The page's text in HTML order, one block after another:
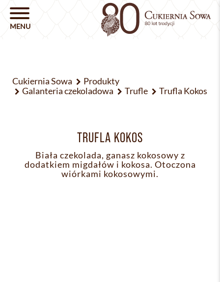
Cukiernia Sowa
Produkty
Galanteria czekoladowa
Trufle Trufla Kokos
TRUFLA KOKOS
Biała czekolada, ganasz kokosowy z
dodatkiem migdałów i kokosa. Otoczona
wiórkami kokosowymi.